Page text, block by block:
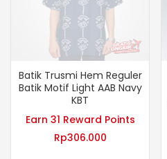
Batik Trusmi Hem Reguler
Batik Motif Light AAB Navy
KBT
Earn 31 Reward Points
Rp306.000